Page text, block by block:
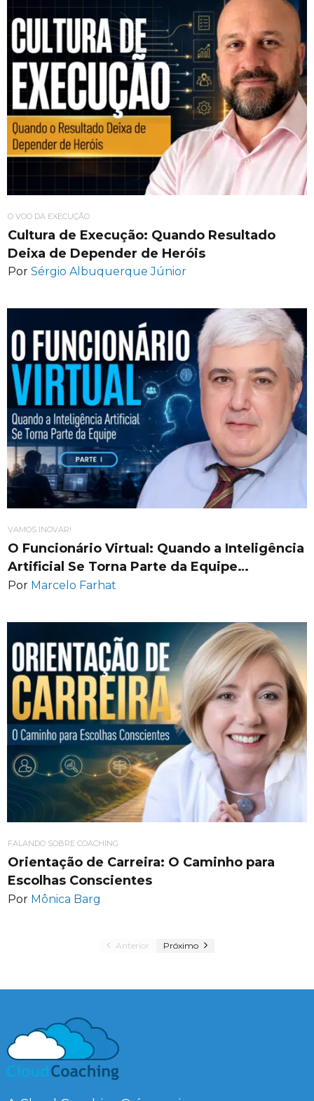
O VOO DA EXECUÇÃO
Cultura de Execução: Quando Resultado
Deixa de Depender de Heróis
Por Sérgio Albuquerque Júnior
VAMOS INOVAR!
O Funcionário Virtual: Quando a Inteligência
Artificial Se Torna Parte da Equipe…
Por Marcelo Farhat
FALANDO SOBRE COACHING
Orientação de Carreira: O Caminho para
Escolhas Conscientes
Por Mônica Barg
Anterior Próximo